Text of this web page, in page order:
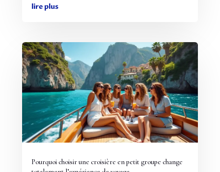
lire plus
Pourquoi choisir une croisière en petit groupe change